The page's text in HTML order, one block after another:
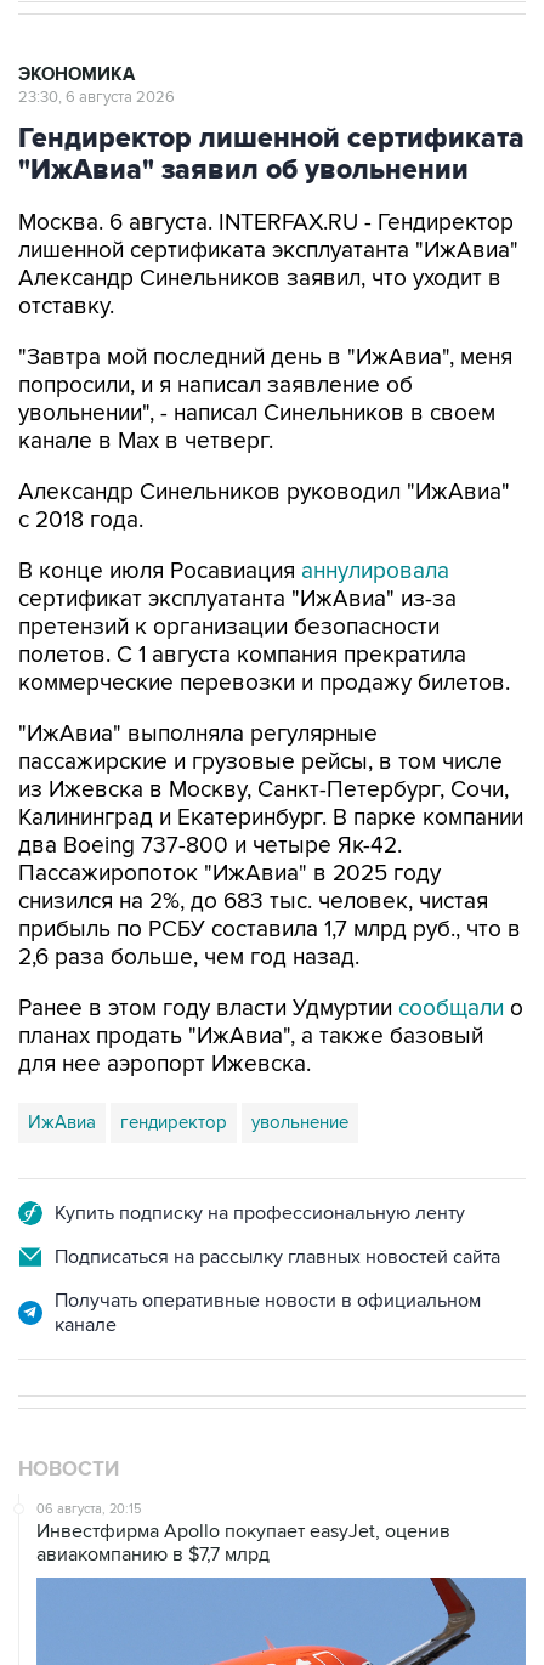
ЭКОНОМИКА
23:30, 6 августа 2026
Гендиректор лишенной сертификата
"ИжАвиа" заявил об увольнении
Москва. 6 августа. INTERFAX.RU - Гендиректор
лишенной сертификата эксплуатанта "ИжАвиа"
Александр Синельников заявил, что уходит в
отставку.
"Завтра мой последний день в "ИжАвиа", меня
попросили, и я написал заявление об
увольнении", - написал Синельников в своем
канале в Max в четверг.
Александр Синельников руководил "ИжАвиа"
с 2018 года.
В конце июля Росавиация аннулировала
сертификат эксплуатанта "ИжАвиа" из-за
претензий к организации безопасности
полетов. С 1 августа компания прекратила
коммерческие перевозки и продажу билетов.
"ИжАвиа" выполняла регулярные
пассажирские и грузовые рейсы, в том числе
из Ижевска в Москву, Санкт-Петербург, Сочи,
Калининград и Екатеринбург. В парке компании
два Boeing 737-800 и четыре Як-42.
Пассажиропоток "ИжАвиа" в 2025 году
снизился на 2%, до 683 тыс. человек, чистая
прибыль по РСБУ составила 1,7 млрд руб., что в
2,6 раза больше, чем год назад.
Ранее в этом году власти Удмуртии сообщали о
планах продать "ИжАвиа", а также базовый
для нее аэропорт Ижевска.
ИжАвиа гендиректор увольнение
Купить подписку на профессиональную ленту
Подписаться на рассылку главных новостей сайта
Получать оперативные новости в официальном
канале
НОВОСТИ
06 августа, 20:15
Инвестфирма Apollo покупает easyJet, оценив
авиакомпанию в $7,7 млрд